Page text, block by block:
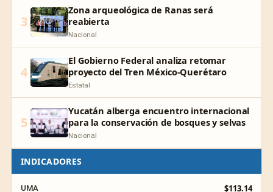
3
Zona arqueológica de Ranas será
reabierta
Nacional
4
El Gobierno Federal analiza retomar
proyecto del Tren México-Querétaro
Estatal
5
Yucatán alberga encuentro internacional
para la conservación de bosques y selvas
Nacional
INDICADORES
UMA $113.14